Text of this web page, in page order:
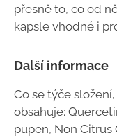
přesně to, co od
kapsle vhodné i
Další informace
Co se týče
obsahuje:
pupen, Non ⁠Citrus